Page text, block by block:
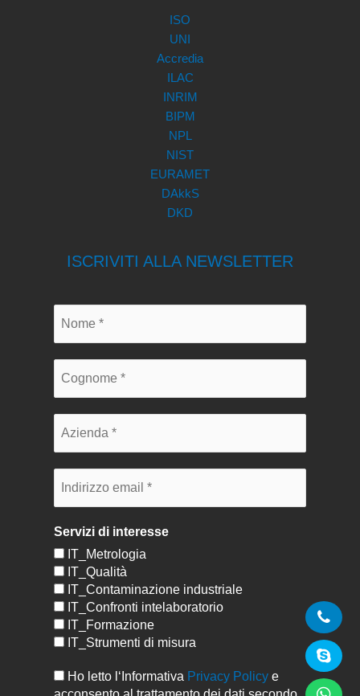
ISO
UNI
Accredia
ILAC
INRIM
BIPM
NPL
NIST
EURAMET
DAkkS
DKD
ISCRIVITI ALLA NEWSLETTER
Servizi di interesse
IT_Metrologia
IT_Qualità
IT_Contaminazione industriale
IT_Confronti intelaboratorio
IT_Formazione
IT_Strumenti di misura
Ho letto l‘Informativa Privacy Policy e